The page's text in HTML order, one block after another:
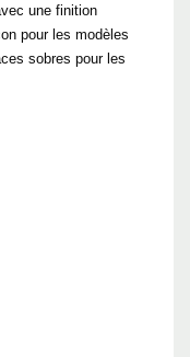
une finition
pour les modèles
sobres pour les